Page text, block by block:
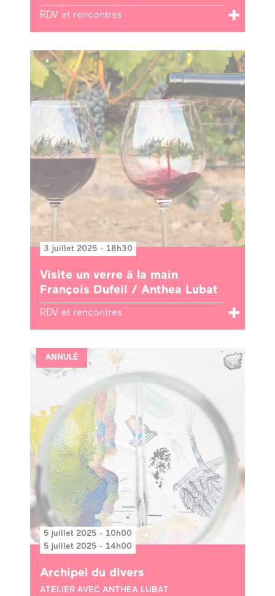
RDV et rencontres
3 juillet 2025 - 18h30
Visite un verre à la main
François Dufeil / Anthea Lubat
RDV et rencontres
ANNULÉ
5 juillet 2025 - 10h00
5 juillet 2025 - 14h00
Archipel du divers
ATELIER AVEC ANTHEA LUBAT